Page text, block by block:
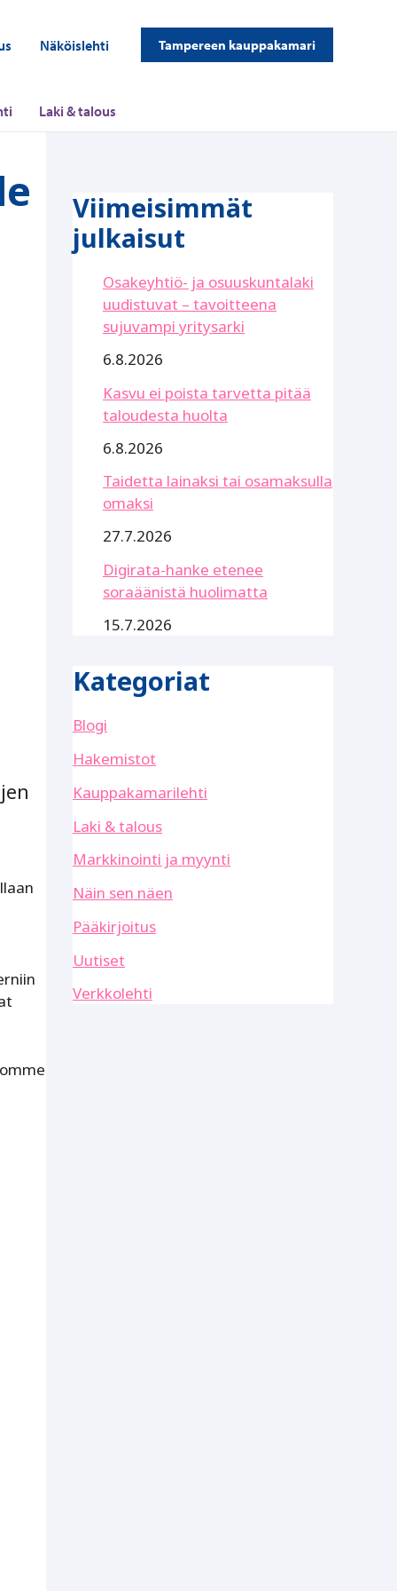
Näköislehti Tampereen kauppakamari
Laki & talous
Viimeisimmät
julkaisut
Osakeyhtiö- ja osuuskuntalaki
uudistuvat – tavoitteena
sujuvampi yritysarki
6.8.2026
Kasvu ei poista tarvetta pitää
taloudesta huolta
6.8.2026
Taidetta lainaksi tai osamaksulla
omaksi
27.7.2026
Digirata-hanke etenee
soraäänistä huolimatta
15.7.2026
Kategoriat
Blogi
Hakemistot
Kauppakamarilehti
Laki & talous
Markkinointi ja myynti
Näin sen näen
Pääkirjoitus
Uutiset
Verkkolehti